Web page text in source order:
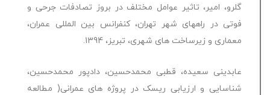
گلرو، امیر، تاثیر عوامل مختلف در بروز تصادفات جرحی و
فوتی در راههای شهر تهران، کنفرانس بین المللی عمران،
معماری و زیرساخت های شهری، تبریز، 1394.
عابدینی سعیده، قطبی محمدحسین، دادپور محمدحسین،
شناسایی و ارزیابی ریسک در پروژه های عمرانی( مطالعه